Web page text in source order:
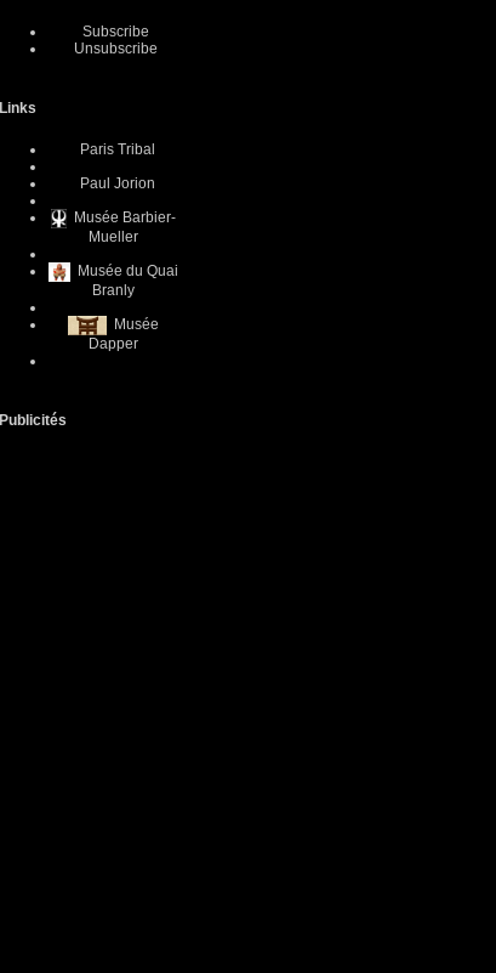
Subscribe
Unsubscribe
Links
Paris Tribal
Paul Jorion
Musée Barbier-
Mueller
Musée du Quai
Branly
Musée
Dapper
Publicités